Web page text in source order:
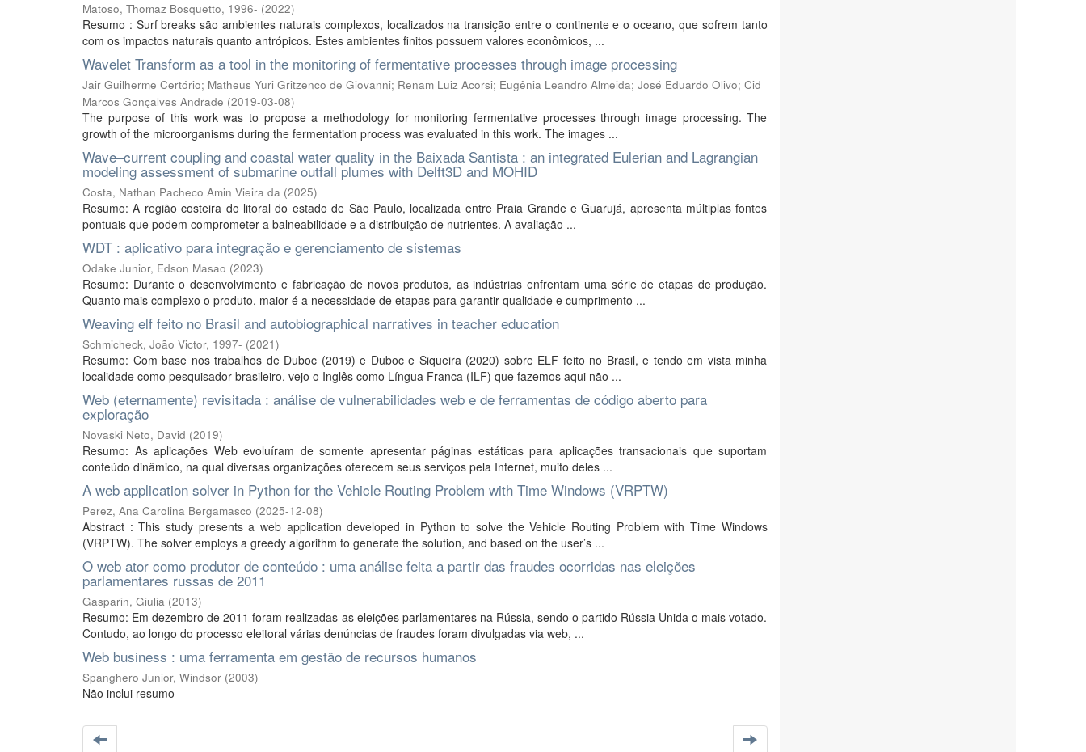
Matoso, Thomaz Bosquetto, 1996- (2022)
Resumo : Surf breaks são ambientes naturais complexos, localizados na transição entre o continente e o oceano, que sofrem tanto
com os impactos naturais quanto antrópicos. Estes ambientes finitos possuem valores econômicos, ...
Wavelet Transform as a tool in the monitoring of fermentative processes through image processing
Jair Guilherme Certório; Matheus Yuri Gritzenco de Giovanni; Renam Luiz Acorsi; Eugênia Leandro Almeida; José Eduardo Olivo; Cid
Marcos Gonçalves Andrade (2019-03-08)
The purpose of this work was to propose a methodology for monitoring fermentative processes through image processing. The
growth of the microorganisms during the fermentation process was evaluated in this work. The images ...
Wave–current coupling and coastal water quality in the Baixada Santista : an integrated Eulerian and Lagrangian
modeling assessment of submarine outfall plumes with Delft3D and MOHID
Costa, Nathan Pacheco Amin Vieira da (2025)
Resumo: A região costeira do litoral do estado de São Paulo, localizada entre Praia Grande e Guarujá, apresenta múltiplas fontes
pontuais que podem comprometer a balneabilidade e a distribuição de nutrientes. A avaliação ...
WDT : aplicativo para integração e gerenciamento de sistemas
Odake Junior, Edson Masao (2023)
Resumo: Durante o desenvolvimento e fabricação de novos produtos, as indústrias enfrentam uma série de etapas de produção.
Quanto mais complexo o produto, maior é a necessidade de etapas para garantir qualidade e cumprimento ...
Weaving elf feito no Brasil and autobiographical narratives in teacher education
Schmicheck, João Victor, 1997- (2021)
Resumo: Com base nos trabalhos de Duboc (2019) e Duboc e Siqueira (2020) sobre ELF feito no Brasil, e tendo em vista minha
localidade como pesquisador brasileiro, vejo o Inglês como Língua Franca (ILF) que fazemos aqui não ...
Web (eternamente) revisitada : análise de vulnerabilidades web e de ferramentas de código aberto para
exploração
Novaski Neto, David (2019)
Resumo: As aplicações Web evoluíram de somente apresentar páginas estáticas para aplicações transacionais que suportam
conteúdo dinâmico, na qual diversas organizações oferecem seus serviços pela Internet, muito deles ...
A web application solver in Python for the Vehicle Routing Problem with Time Windows (VRPTW)
Perez, Ana Carolina Bergamasco (2025-12-08)
Abstract : This study presents a web application developed in Python to solve the Vehicle Routing Problem with Time Windows
(VRPTW). The solver employs a greedy algorithm to generate the solution, and based on the user’s ...
O web ator como produtor de conteúdo : uma análise feita a partir das fraudes ocorridas nas eleições
parlamentares russas de 2011
Gasparin, Giulia (2013)
Resumo: Em dezembro de 2011 foram realizadas as eleições parlamentares na Rússia, sendo o partido Rússia Unida o mais votado.
Contudo, ao longo do processo eleitoral várias denúncias de fraudes foram divulgadas via web, ...
Web business : uma ferramenta em gestão de recursos humanos
Spanghero Junior, Windsor (2003)
Não inclui resumo